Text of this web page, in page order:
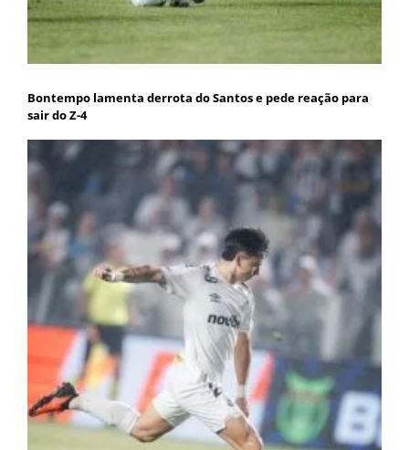
Bontempo lamenta derrota do Santos e pede reação para
sair do Z-4